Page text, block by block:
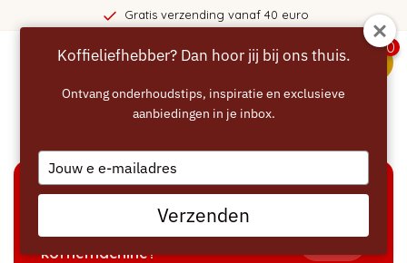
Gratis verzending vanaf 40 euro
0
Welke producten passen bij mijn
koffiemachine?
Koffieliefhebber? Dan hoor jij bij ons thuis.
Ontvang onderhoudstips, inspiratie en exclusieve
aanbiedingen in je inbox.
Type
your
email
Verzenden